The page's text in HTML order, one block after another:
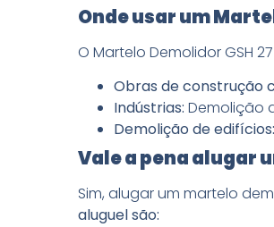
Onde usar um
O Martelo Demolidor GSH
Obras de construção
Indústrias: Demolição
Demolição de edifícios:
Vale a pena alugar
Sim, alugar um martelo
aluguel são: